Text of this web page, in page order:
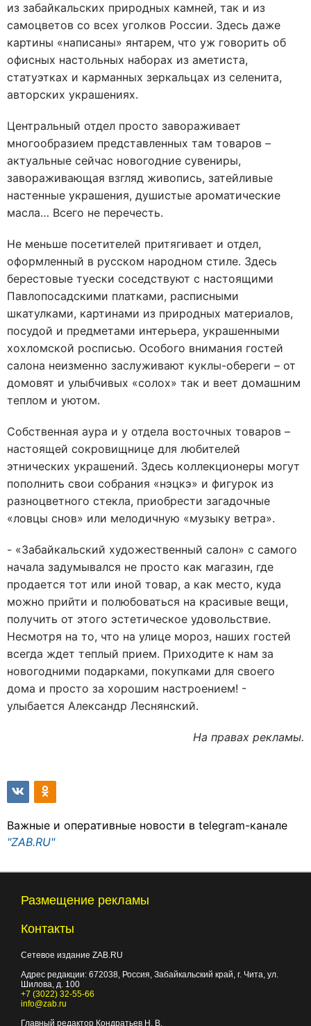
из забайкальских природных камней, так и из
самоцветов со всех уголков России. Здесь даже
картины «написаны» янтарем, что уж говорить об
офисных настольных наборах из аметиста,
статуэтках и карманных зеркальцах из селенита,
авторских украшениях.
Центральный отдел просто завораживает
многообразием представленных там товаров –
актуальные сейчас новогодние сувениры,
завораживающая взгляд живопись, затейливые
настенные украшения, душистые ароматические
масла… Всего не перечесть.
Не меньше посетителей притягивает и отдел,
оформленный в русском народном стиле. Здесь
берестовые туески соседствуют с настоящими
Павлопосадскими платками, расписными
шкатулками, картинами из природных материалов,
посудой и предметами интерьера, украшенными
хохломской росписью. Особого внимания гостей
салона неизменно заслуживают куклы-обереги – от
домовят и улыбчивых «солох» так и веет домашним
теплом и уютом.
Собственная аура и у отдела восточных товаров –
настоящей сокровищнице для любителей
этнических украшений. Здесь коллекционеры могут
пополнить свои собрания «нэцкэ» и фигурок из
разноцветного стекла, приобрести загадочные
«ловцы снов» или мелодичную «музыку ветра».
- «Забайкальский художественный салон» с самого
начала задумывался не просто как магазин, где
продается тот или иной товар, а как место, куда
можно прийти и полюбоваться на красивые вещи,
получить от этого эстетическое удовольствие.
Несмотря на то, что на улице мороз, наших гостей
всегда ждет теплый прием. Приходите к нам за
новогодними подарками, покупками для своего
дома и просто за хорошим настроением! -
улыбается Александр Леснянский.
На правах рекламы.
Важные и оперативные новости в telegram-канале
"ZAB.RU"
Размещение рекламы
Контакты
Сетевое издание ZAB.RU
Адрес редакции: 672038, Россия, Забайкальский край, г. Чита, ул.
Шилова, д. 100
+7 (3022) 32-55-66
info@zab.ru
Главный редактор Кондратьев Н. В.